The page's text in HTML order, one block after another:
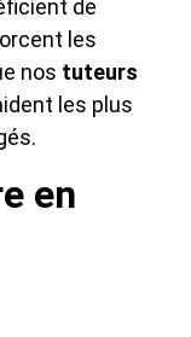
de
les
nos tuteurs
les plus
en